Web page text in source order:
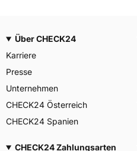
Über CHECK24
Karriere
Presse
Unternehmen
CHECK24 Österreich
CHECK24 Spanien
CHECK24 Zahlungsarten